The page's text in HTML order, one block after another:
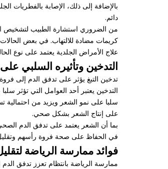
بالإضافة إلى ذلك، الإصابة
دائم.
من الضروري استشارة الطبيب لتشخيص
كريمات مضادة للالتهاب. في بعض
علاج الأمراض الجلدية يعتمد على نوع
التدخين وتأثيره السلبي
تدخين التبغ يؤثر على تدفق الدم إلى
التدخين يعتبر أحد العوامل التي تؤثر
سلبا على نمو الشعر ويزيد من
على إنتاج الشعر بشكل صحي.
بما أن الشعر يعتمد على تدفق الدم
في الحفاظ على صحة فروة رأسهم وتقليل
فوائد ممارسة الرياضة
ممارسة الرياضة بانتظام تعزز تدفق